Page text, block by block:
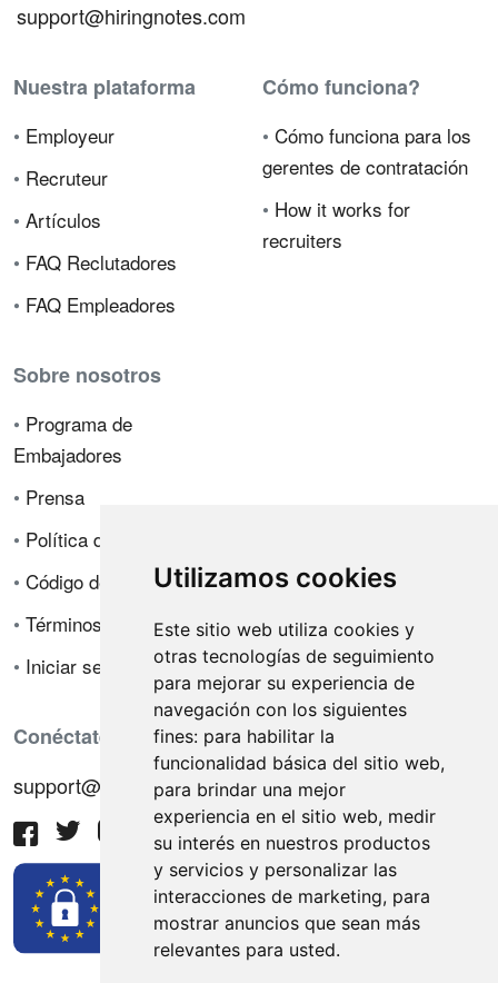
Utilizamos cookies
Este sitio web utiliza cookies y
otras tecnologías de seguimiento
para mejorar su experiencia de
navegación con los siguientes
fines: para habilitar la
funcionalidad básica del sitio web,
para brindar una mejor
experiencia en el sitio web, medir
su interés en nuestros productos
y servicios y personalizar las
interacciones de marketing, para
mostrar anuncios que sean más
relevantes para usted.
support@hiringnotes.com
Nuestra plataforma
• Employeur
• Recruteur
• Artículos
• FAQ Reclutadores
• FAQ Empleadores
Cómo funciona?
• Cómo funciona para los
gerentes de contratación
• How it works for
recruiters
Sobre nosotros
• Programa de
Embajadores
• Prensa
• Política de privacidad
• Código de ética
• Términos de venta
• Iniciar sesión
Conéctate con nosotros
support@hiringnotes.com